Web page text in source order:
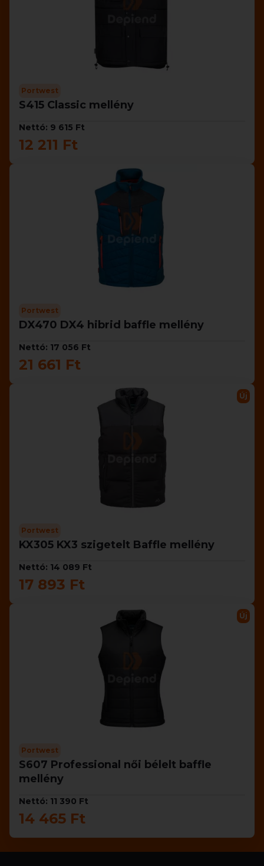
Portwest
S415 Classic mellény
Nettó: 9 615 Ft
12 211 Ft
Portwest
DX470 DX4 hibrid baffle mellény
Nettó: 17 056 Ft
21 661 Ft
Új
Portwest
KX305 KX3 szigetelt Baffle mellény
Nettó: 14 089 Ft
17 893 Ft
Új
Portwest
S607 Professional női bélelt baffle
mellény
Nettó: 11 390 Ft
14 465 Ft